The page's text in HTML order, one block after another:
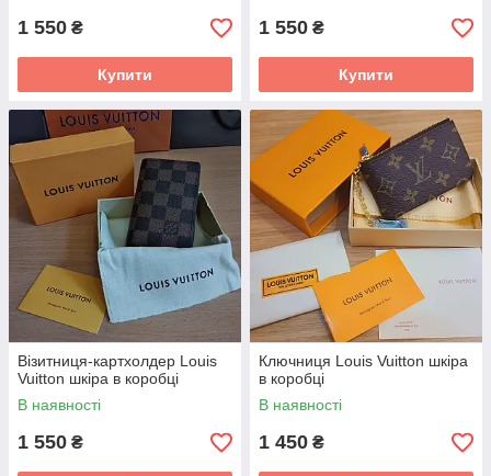
1 550 ₴
Купити
1 550 ₴
Купити
Візитниця-картхолдер Louis
Vuitton шкіра в коробці
В наявності
1 550 ₴
Ключниця Louis Vuitton шкіра
в коробці
В наявності
1 450 ₴